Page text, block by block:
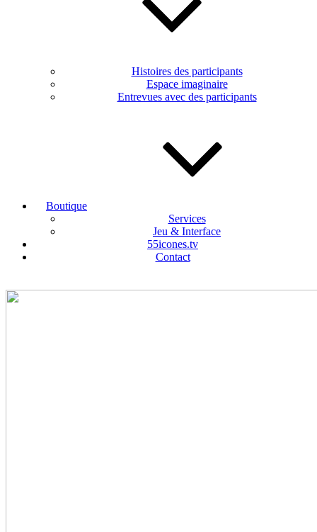
Histoires des participants
Espace imaginaire
Entrevues avec des participants
Boutique
Services
Jeu & Interface
55icones.tv
Contact